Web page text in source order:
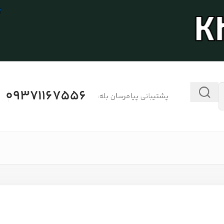
پشتیبانی پیامرسان بله: 09371167556